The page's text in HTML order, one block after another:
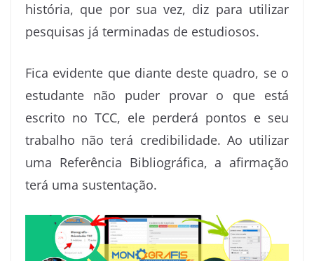
história, que por sua vez, diz para utilizar
pesquisas já terminadas de estudiosos.
Fica evidente que diante deste quadro, se o
estudante não puder provar o que está
escrito no TCC, ele perderá pontos e seu
trabalho não terá credibilidade. Ao utilizar
uma Referência Bibliográfica, a afirmação
terá uma sustentação.